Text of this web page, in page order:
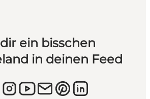
ein bisschen
in deinen Feed